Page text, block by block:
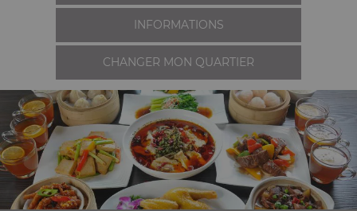
INFORMATIONS
CHANGER MON QUARTIER